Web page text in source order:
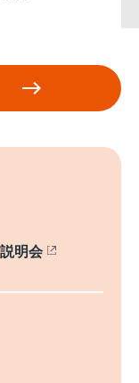
明会